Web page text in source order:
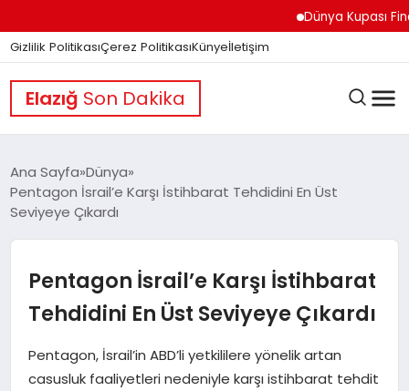
Dünya Kupası Finali
Gizlilik PolitikasıÇerez PolitikasıKünyeİletişim
Elazığ Son Dakika
GÜNDEM
DÜNYA
EĞITIM
Ana Sayfa Dünya
Pentagon İsrail’e Karşı İstihbarat Tehdidini En Üst
Seviyeye Çıkardı
Pentagon İsrail’e Karşı İstihbarat
Tehdidini En Üst Seviyeye Çıkardı
Pentagon, İsrail’in ABD’li yetkililere yönelik artan
casusluk faaliyetleri nedeniyle karşı istihbarat tehdit